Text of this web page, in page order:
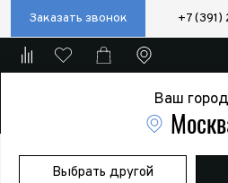
Заказать звонок +7
Ваш город
Выбрать другой
Главная Магазин Дополнительное
Планетарная шестерня 3й ступени